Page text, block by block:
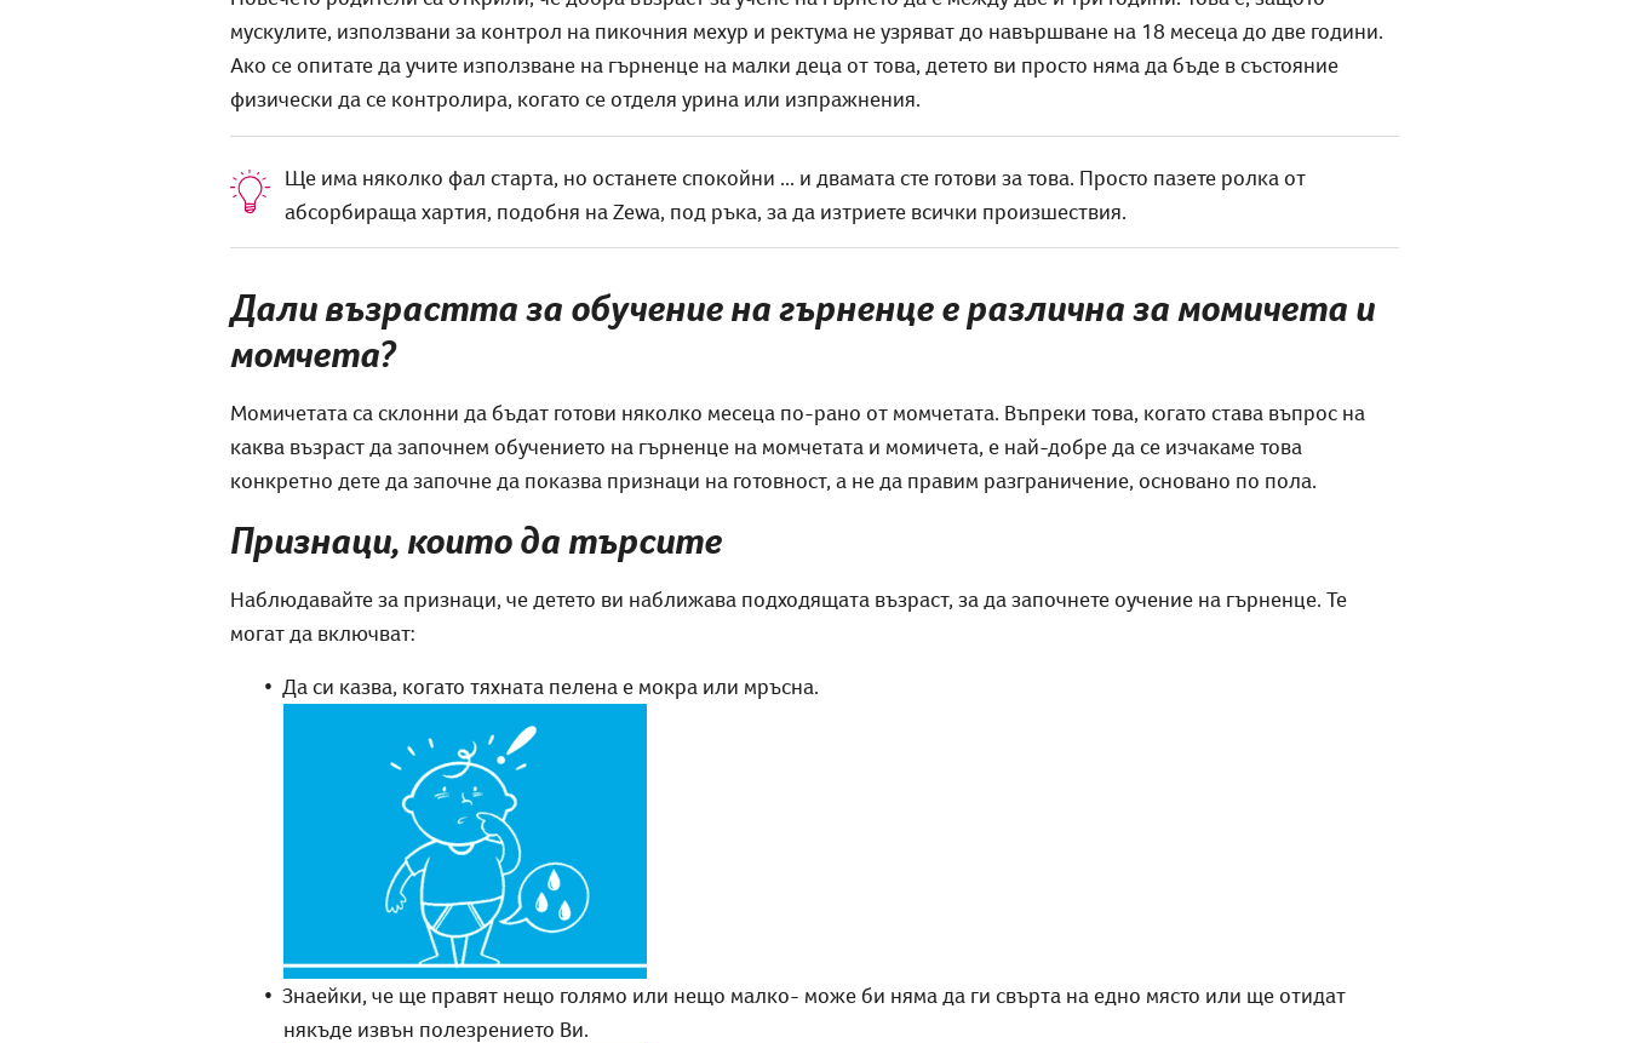
мускулите, използвани за контрол на пикочния мехур и ректума не узряват до навършване на 18 месеца до две години.
Ако се опитате да учите използване на гърненце на малки деца от това, детето ви просто няма да бъде в състояние
физически да се контролира, когато се отделя урина или изпражнения.
Ще има няколко фал старта, но останете спокойни ... и двамата сте готови за това. Просто пазете ролка от
абсорбираща хартия, подобня на Zewa, под ръка, за да изтриете всички произшествия.
Дали възрастта за обучение на гърненце е различна за момичета и
момчета?
Момичетата са склонни да бъдат готови няколко месеца по-рано от момчетата. Въпреки това, когато става въпрос на
каква възраст да започнем обучението на гърненце на момчетата и момичета, е най-добре да се изчакаме това
конкретно дете да започне да показва признаци на готовност, а не да правим разграничение, основано по пола.
Признаци, които да търсите
Наблюдавайте за признаци, че детето ви наближава подходящата възраст, за да започнете оучение на гърненце. Те
могат да включват:
Да си казва, когато тяхната пелена е мокра или мръсна.
Знаейки, че ще правят нещо голямо или нещо малко- може би няма да ги свърта на едно място или ще отидат
някъде извън полезрението Ви.